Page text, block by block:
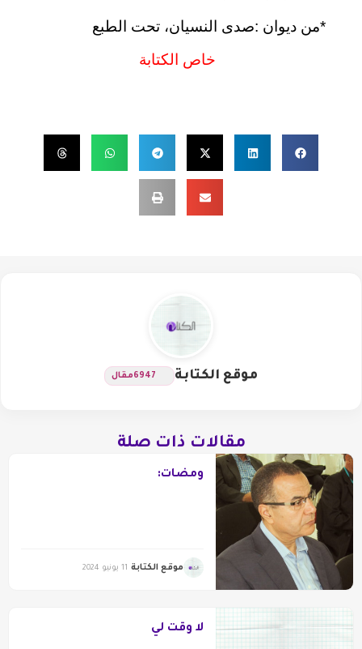
*من ديوان :صدى النسيان، تحت الطبع
خاص الكتابة
موقع الكتابة 6947مقال
مقالات ذات صلة
ومضات:
موقع الكتابة 11 يونيو 2024
لا وقت لي